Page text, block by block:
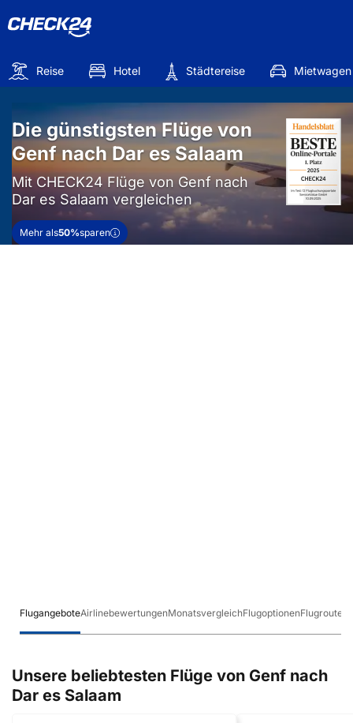
Reise Hotel Städtereise Mietwagen
Die günstigsten Flüge von
Genf nach Dar es Salaam
Mit CHECK24 Flüge von Genf nach
Dar es Salaam vergleichen
Mehr als50%sparen
FlugangeboteAirlinebewertungenMonatsvergleichFlugoptionenFlugrouten
Unsere beliebtesten Flüge von Genf nach
Dar es Salaam